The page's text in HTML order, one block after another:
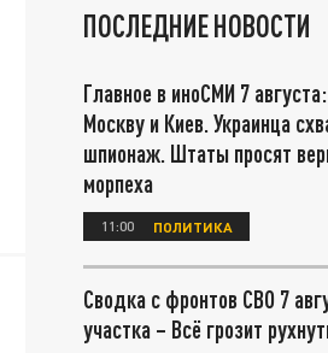
ПОСЛЕДНИЕ НОВОСТИ
Главное в иноСМИ 7
Москву и Киев. Украинца
шпионаж. Штаты просят
морпеха
11:00 ПОЛИТИКА
Сводка с фронтов СВО 7
участка – Всё грозит